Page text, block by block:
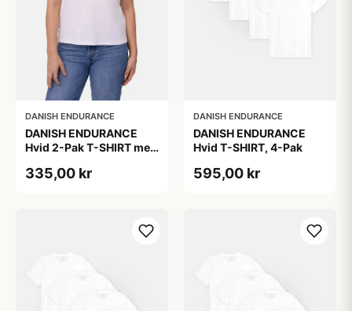
DANISH ENDURANCE
DANISH ENDURANCE
Hvid 2-Pak T-SHIRT med
Bomuld
335,00 kr
DANISH ENDURANCE
DANISH ENDURANCE
Hvid T-SHIRT, 4-Pak
595,00 kr